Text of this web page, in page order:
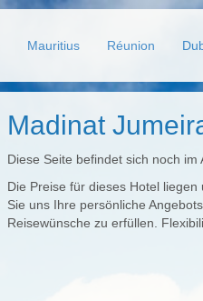
Mauritius Réunion
Madinat
Diese Seite befindet sich noch im
Die Preise für dieses Hotel
Sie uns Ihre persönliche
Reisewünsche zu erfüllen.